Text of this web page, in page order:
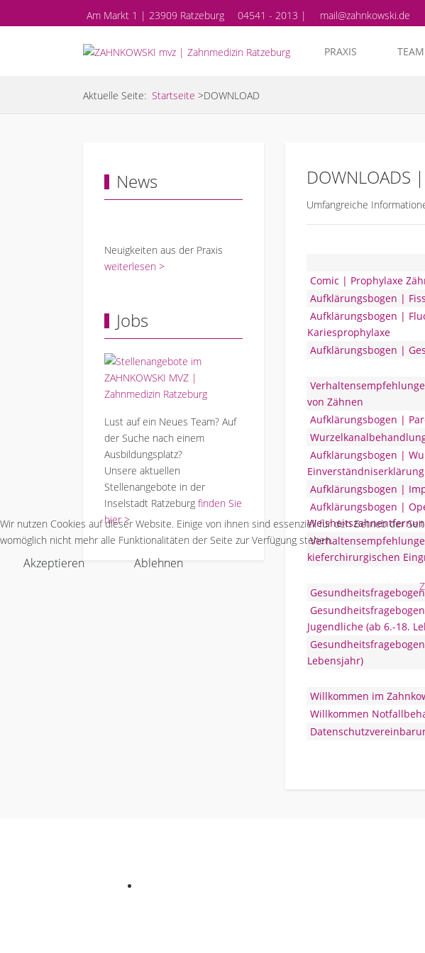
Am Markt 1 | 23909 Ratzeburg 04541 - 2013 | mail@zahnkowski.de
PRAXIS TEAM
Aktuelle Seite: Startseite >DOWNLOAD
News
Neuigkeiten aus der Praxis
weiterlesen >
Jobs
Lust auf ein Neues Team? Auf
der Suche nach einem
Ausbildungsplatz?
Unsere aktuellen
Stellenangebote in der
Inselstadt Ratzeburg finden Sie
hier >
DOWNLOADS
Umfangreiche
Comic | Prophylaxe
Aufklärungsbogen |
Aufklärungsbogen |
Kariesprophylaxe
Aufklärungsbogen |
von Zähnen
Aufklärungsbogen |
Aufklärungsbogen |
Einverständniserklärung
Aufklärungsbogen |
Aufklärungsbogen |
kieferchirurgischen
Jugendliche (ab 6.-18.
Lebensjahr)
Willkommen im
Willkommen
Wir nutzen Cookies auf dieser Website. Einige von ihnen sind essenziell für den Betrieb der
womöglich nicht mehr alle Funktionalitäten der Seite zur Verfügung stehen.
Akzeptieren Ablehnen